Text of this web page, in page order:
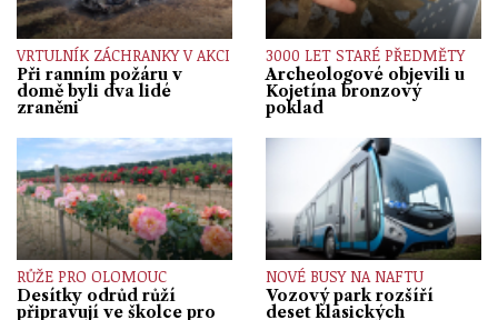
VRTULNÍK ZÁCHRANKY V AKCI
Při ranním požáru v
domě byli dva lidé
zraněni
3000 LET STARÉ PŘEDMĚTY
Archeologové objevili u
Kojetína bronzový
poklad
RŮŽE PRO OLOMOUC
Desítky odrůd růží
připravují ve školce pro
NOVÉ BUSY NA NAFTU
Vozový park rozšíří
deset klasických